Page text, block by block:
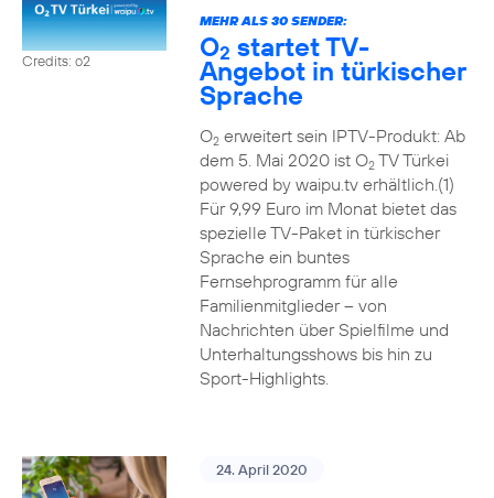
Credits: o2
MEHR ALS 30 SENDER:
O2 startet TV-
Angebot in türkischer
Sprache
O2erweitert sein IPTV-Produkt: Ab
dem 5. Mai 2020 ist O2TV Türkei
powered by waipu.tv erhältlich.(1)
Für 9,99 Euro im Monat bietet das
spezielle TV-Paket in türkischer
Sprache ein buntes
Fernsehprogramm für alle
Familienmitglieder – von
Nachrichten über Spielfilme und
Unterhaltungsshows bis hin zu
Sport-Highlights.
24. April 2020